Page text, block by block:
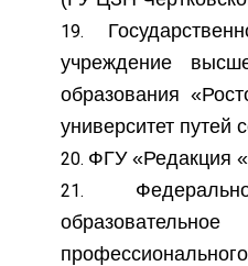
учреждение
образования
университет
ФГУ «Редакция